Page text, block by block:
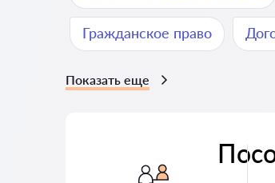
Гражданское право
Показать еще